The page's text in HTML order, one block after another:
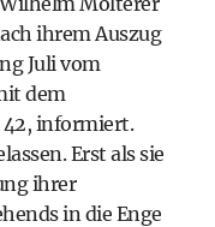
ihrem Auszug
Juli vom
dem
42, informiert.
Erst als sie
ihrer
in die Enge